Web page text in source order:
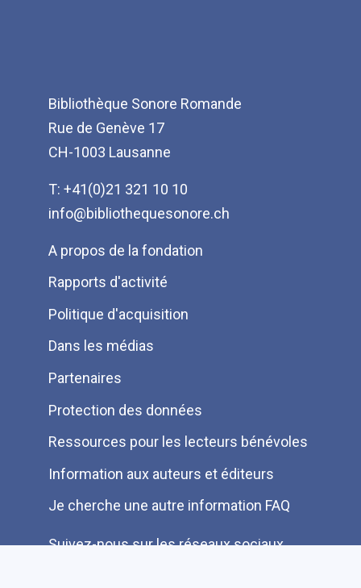
Bibliothèque Sonore Romande
Rue de Genève 17
CH-1003 Lausanne
T: +41(0)21 321 10 10
info@bibliothequesonore.ch
Menu
Pied
de
page
A propos de la fondation
Rapports d'activité
Politique d'acquisition
Dans les médias
Partenaires
Protection des données
Ressources pour les lecteurs bénévoles
Information aux auteurs et éditeurs
Je cherche une autre information FAQ
Suivez-nous sur les réseaux sociaux